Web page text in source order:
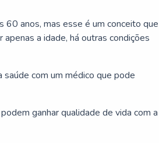
60 anos, mas esse é um conceito que
a idade, há outras condições
com um médico que pode
ganhar qualidade de vida com a